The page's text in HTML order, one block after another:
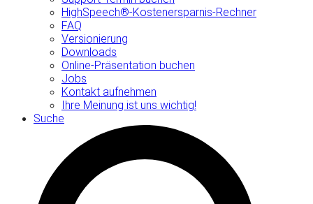
HighSpeech®-Kostenersparnis-Rechner
FAQ
Versionierung
Downloads
Online-Präsentation buchen
Jobs
Kontakt aufnehmen
Ihre Meinung ist uns wichtig!
Suche